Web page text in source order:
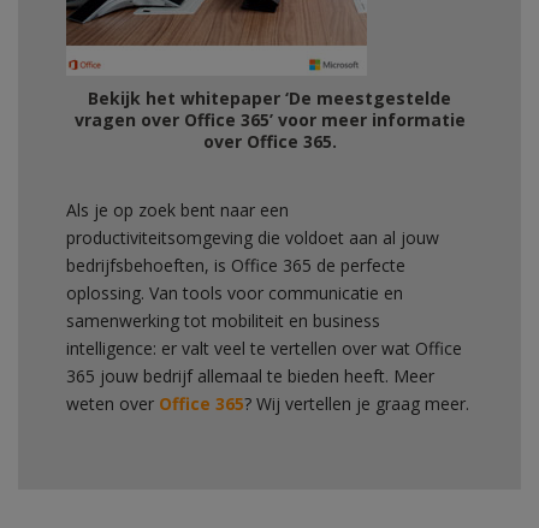
Bekijk het whitepaper ‘De meestgestelde
vragen over Office 365’ voor meer informatie
over Office 365.
Als je op zoek bent naar een
productiviteitsomgeving die voldoet aan al jouw
bedrijfsbehoeften, is Office 365 de perfecte
oplossing. Van tools voor communicatie en
samenwerking tot mobiliteit en business
intelligence: er valt veel te vertellen over wat Office
365 jouw bedrijf allemaal te bieden heeft. Meer
weten over Office 365? Wij vertellen je graag meer.